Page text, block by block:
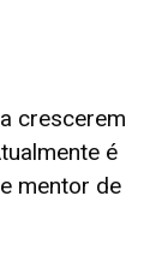
crescerem
é
mentor de